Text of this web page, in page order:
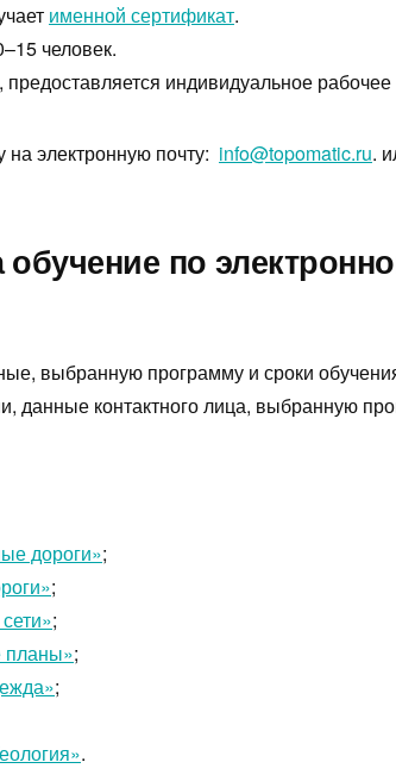
именной сертификат.
человек.
индивидуальное рабочее
электронную почту: info@topomatic.ru.
по
выбранную программу и сроки
данные контактного лица, выбранную
дороги»;
;
;
планы»;
;
.